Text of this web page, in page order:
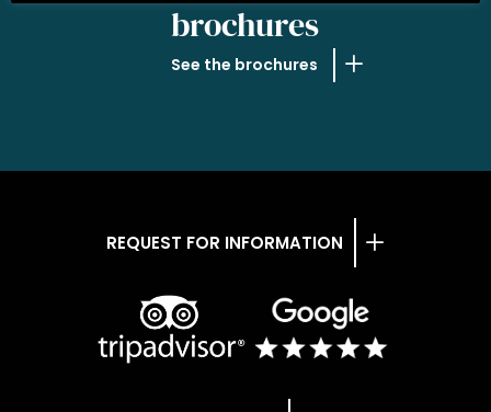
brochures
See the brochures
REQUEST FOR INFORMATION